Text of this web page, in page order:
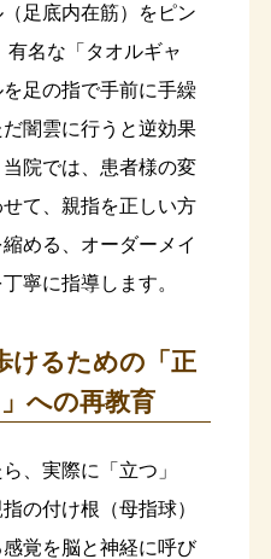
足底内在筋）をピン
有名な「タオルギャ
足の指で手前に手繰
闇雲に行うと逆効果
院では、患者様の変
て、親指を正しい方
める、オーダーメイ
寧に指導します。
けるための「正
への再教育
、実際に「立つ」
の付け根（母指球）
覚を脳と神経に呼び